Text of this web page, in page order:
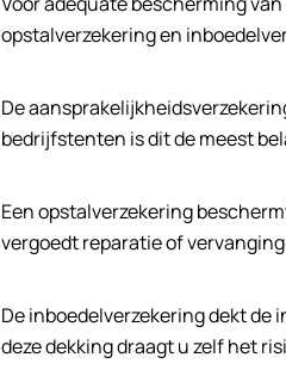
opstalverzekering en
De
bedrijfstenten is dit de meest
Een opstalverzekering
vergoedt reparatie of
De inboedelverzekering dekt
deze dekking draagt u zelf het